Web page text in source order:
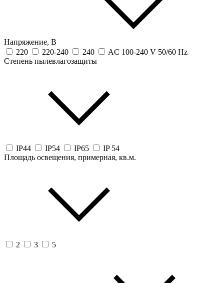
Напряжение, В
220
220-240 240
AC 100-240 V 50/60 Hz
Степень пылевлагозащиты
IP44 IP54 IP65
IP 54
Площадь освещения, примерная, кв.м.
2 3 5